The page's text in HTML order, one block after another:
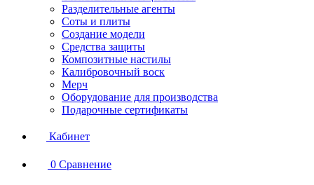
Разделительные агенты
Соты и плиты
Создание модели
Средства защиты
Композитные настилы
Калибровочный воск
Мерч
Оборудование для производства
Подарочные сертификаты
Кабинет
0 Сравнение